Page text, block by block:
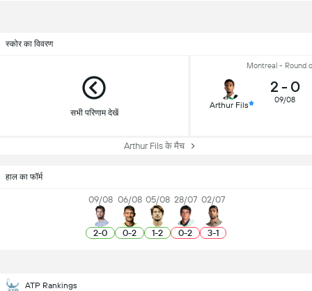
स्कोर का विवरण
सभी परिणाम देखें
Montreal - Round
Arthur Fils
2 - 0
09/08
Arthur Fils के मैच
हाल का फॉर्म
09/08
2-0
06/08
0-2
05/08
1-2
28/07
0-2
02/07
3-1
ATP Rankings